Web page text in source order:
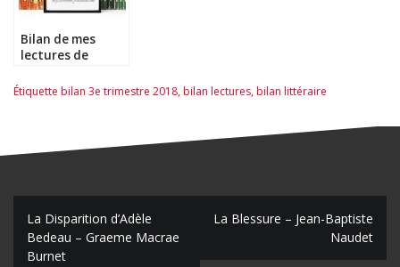
Bilan de mes
lectures de
Étiquette bilan 3e trimestre 2018,bilan lectures,bilan littéraire
N
La Disparition d’Adèle
Bedeau – Graeme Macrae
Burnet
La Blessure – Jean-Baptiste
Naudet